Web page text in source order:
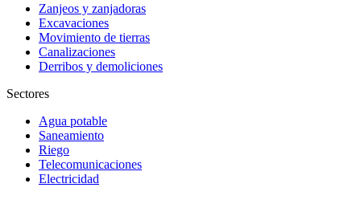
Zanjeos y zanjadoras
Excavaciones
Movimiento de tierras
Canalizaciones
Derribos y demoliciones
Sectores
Agua potable
Saneamiento
Riego
Telecomunicaciones
Electricidad